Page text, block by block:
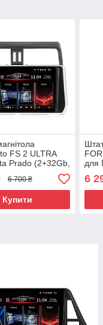
FS 2 ULTRA
Prado (2+32Gb,
6 700 ₴
Купити
для
6